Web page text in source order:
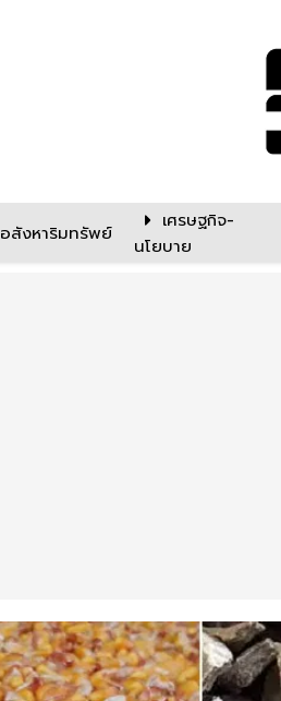
อสังหาริมทรัพย์
เศรษฐกิจ-
นโยบาย